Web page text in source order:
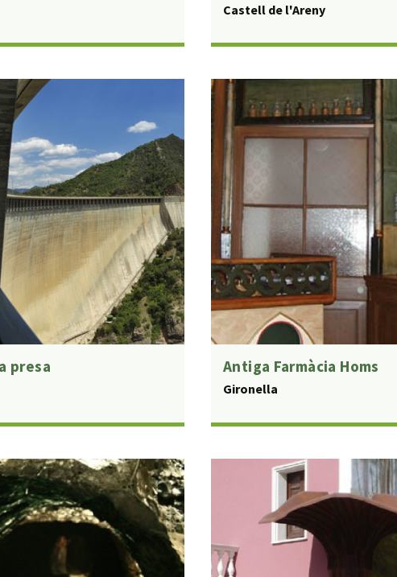
Castell de l'Areny
presa Antiga Farmàcia Homs
Gironella